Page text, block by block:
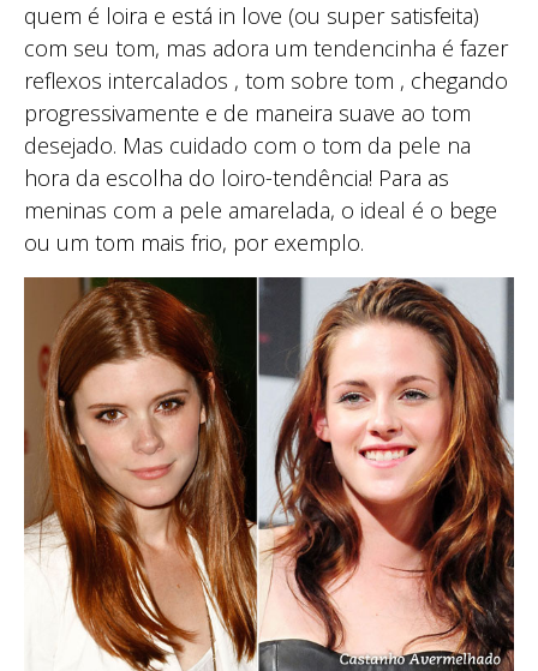
quem é loira e está in love (ou super satisfeita)
com seu tom, mas adora um tendencinha é fazer
reflexos intercalados , tom sobre tom , chegando
progressivamente e de maneira suave ao tom
desejado. Mas cuidado com o tom da pele na
hora da escolha do loiro-tendência! Para as
meninas com a pele amarelada, o ideal é o bege
ou um tom mais frio, por exemplo.